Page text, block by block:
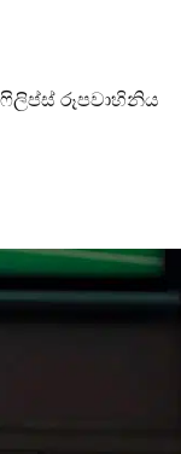
ෆිලිප්ස් රූපවාහිනිය